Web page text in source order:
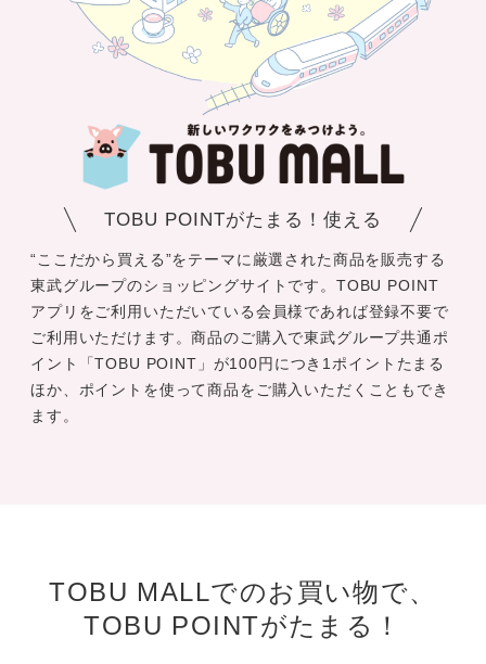
TOBU POINTがたまる！使える
“ここだから買える”をテーマに厳選された商品を販売する
東武グループのショッピングサイトです。TOBU POINT
アプリをご利用いただいている会員様であれば登録不要で
ご利用いただけます。商品のご購入で東武グループ共通ポ
イント「TOBU POINT」が100円につき1ポイントたまる
ほか、ポイントを使って商品をご購入いただくこともでき
ます。
TOBU MALLでのお買い物で、
TOBU POINTがたまる！